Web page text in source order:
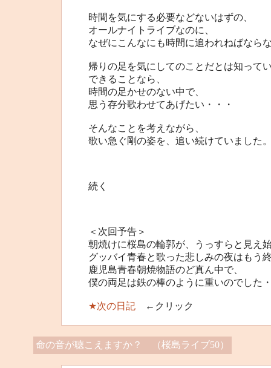
時間を気にする必要などないはずの、
オールナイトライブなのに、
なぜにこんなにも時間に追われねばなら
帰りの足を気にしてのことだとは知って
できることなら、
時間の足かせのない中で、
思う存分歌わせてあげたい・・・
そんなことを考えながら、
歌い急ぐ剛の姿を、追い続けていました
続く
＜次回予告＞
朝焼けに桜島の輪郭が、うっすらと見え
グッバイ青春と歌った悲しみの夜はもう
鹿児島青春朝焼物語のど真ん中で、
僕の両足は鉄の棒のように重いのでした
★次の日記←クリック
命の音が聴こえますか？ （桜島ライブ50）